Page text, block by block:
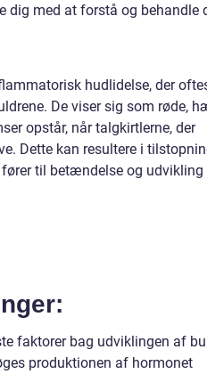
med at forstå og behandle
hudlidelse, der
De viser sig som røde,
opstår, når talgkirtlerne, der
Dette kan resultere i
til betændelse og
faktorer bag udviklingen af
produktionen af hormonet